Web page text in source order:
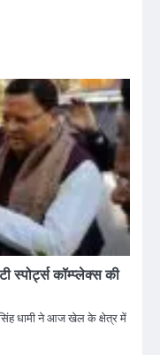
स्पोर्ट्स कॉम्प्लेक्स की
सिंह धामी ने आज खेल के क्षेत्र में